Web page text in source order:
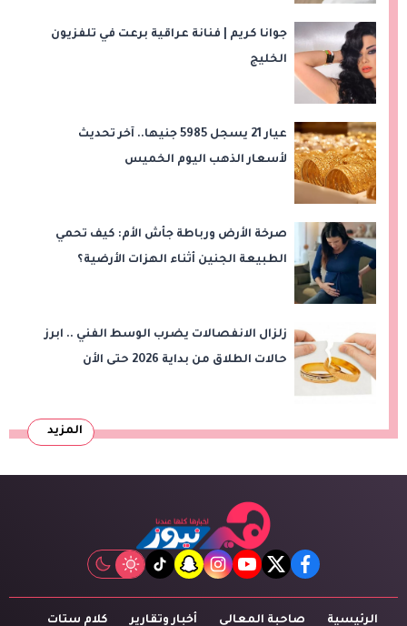
جوانا كريم | فنانة عراقية برعت في تلفزيون
الخليج
عيار 21 يسجل 5985 جنيها.. آخر تحديث
لأسعار الذهب اليوم الخميس
صرخة الأرض ورباطة جأش الأم: كيف تحمي
الطبيعة الجنين أثناء الهزات الأرضية؟
زلزال الانفصالات يضرب الوسط الفني .. ابرز
حالات الطلاق من بداية 2026 حتى الأن
المزيد
facebook
twitter
youtube
instagram
snapchat
tiktok
الرئيسية صاحبة المعالى أخبار وتقارير كلام ستات